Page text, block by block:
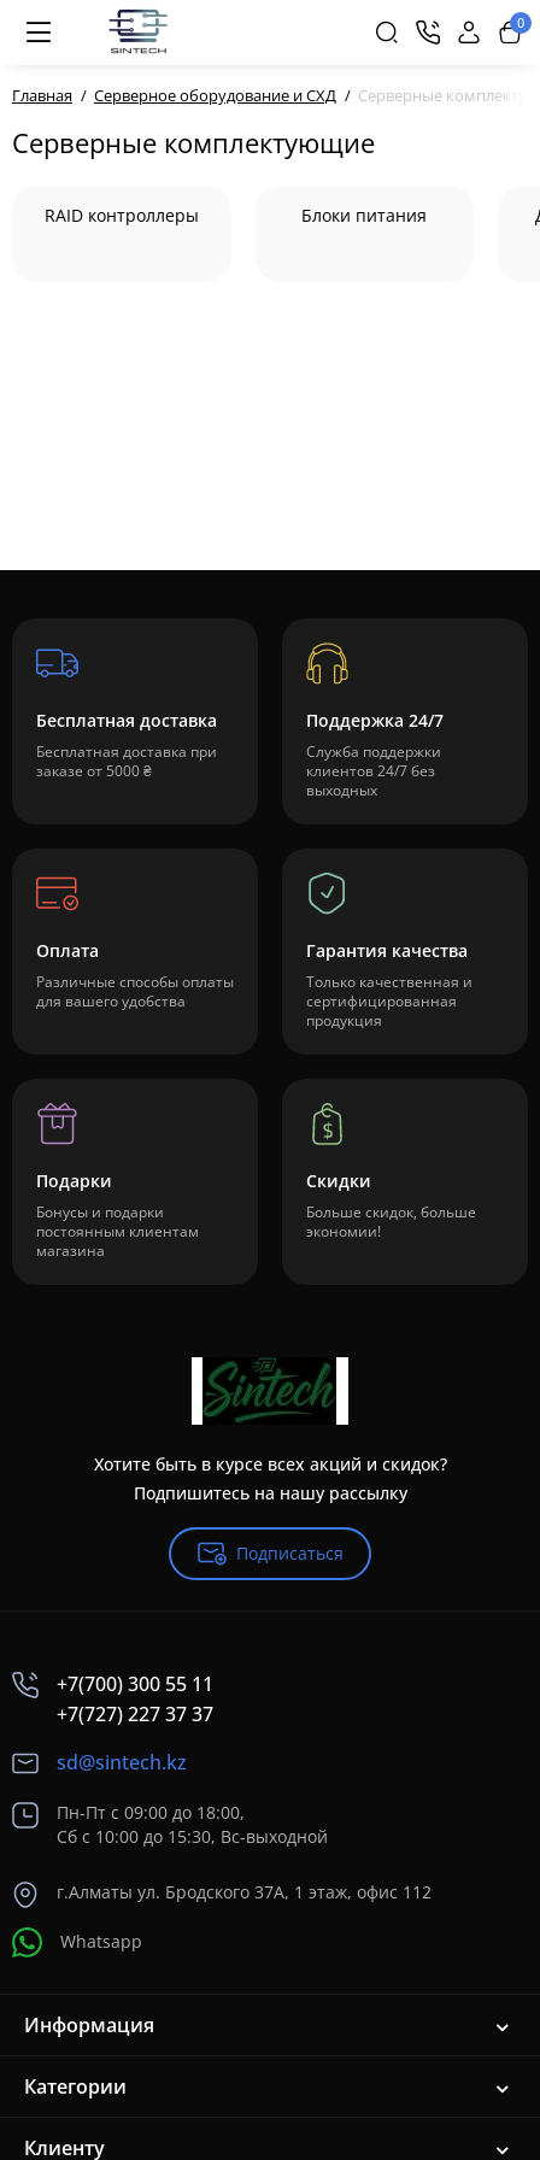
0
Главная Серверное оборудование и СХД Серверные
Серверные комплектующие
RAID контроллеры Блоки питания
Бесплатная доставка
Бесплатная доставка при
заказе от 5000 ₴
Поддержка 24/7
Служба поддержки
клиентов 24/7 без
выходных
Оплата
Различные способы оплаты
для вашего удобства
Гарантия качества
Только качественная и
сертифицированная
продукция
Подарки
Бонусы и подарки
постоянным клиентам
магазина
Скидки
Больше скидок, больше
экономии!
Хотите быть в курсе всех акций и скидок?
Подпишитесь на нашу рассылку
Подписаться
+7(700) 300 55 11
+7(727) 227 37 37
sd@sintech.kz
Пн-Пт с 09:00 до 18:00,
Сб с 10:00 до 15:30, Вс-выходной
г.Алматы ул. Бродского 37A, 1 этаж, офис 112
Whatsapp
Информация
Категории
Клиенту